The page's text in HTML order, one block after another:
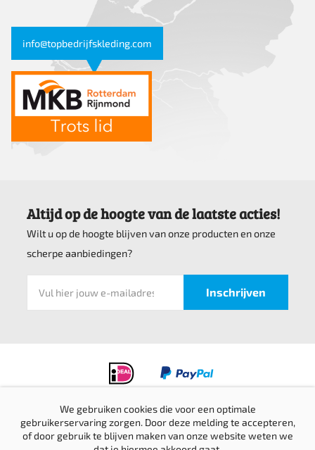
info@topbedrijfskleding.com
Altijd op de hoogte van de laatste acties!
Wilt u op de hoogte blijven van onze producten en onze
scherpe aanbiedingen?
Privacyverklaring
Verzending & retournering
We gebruiken cookies die voor een optimale
gebruikerservaring zorgen. Door deze melding te accepteren,
of door gebruik te blijven maken van onze website weten we